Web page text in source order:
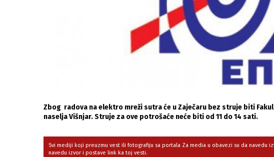
Zbog radova na elektro mreži sutra će u Zaječaru bez struje biti
naselja Višnjar. Struje za ove potrošaće neće biti od 11 do 14 sati.
Svi mediji koji preuzmu vest ili fotografiju sa portala Za media u obavezi su da navedu
navedu izvor i postave link ka toj vesti.